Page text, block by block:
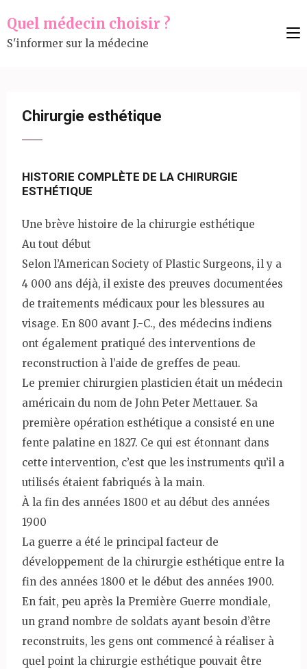
au
contenu
Quel médecin choisir ?
S'informer sur la médecine
Chirurgie esthétique
HISTORIE COMPLÈTE DE LA CHIRURGIE
ESTHÉTIQUE
Une brève histoire de la chirurgie esthétique
Au tout début
Selon l’American Society of Plastic Surgeons, il y a
4 000 ans déjà, il existe des preuves documentées
de traitements médicaux pour les blessures au
visage. En 800 avant J.-C., des médecins indiens
ont également pratiqué des interventions de
reconstruction à l’aide de greffes de peau.
Le premier chirurgien plasticien était un médecin
américain du nom de John Peter Mettauer. Sa
première opération esthétique a consisté en une
fente palatine en 1827. Ce qui est étonnant dans
cette intervention, c’est que les instruments qu’il a
utilisés étaient fabriqués à la main.
À la fin des années 1800 et au début des années
1900
La guerre a été le principal facteur de
développement de la chirurgie esthétique entre la
fin des années 1800 et le début des années 1900.
En fait, peu après la Première Guerre mondiale,
un grand nombre de soldats ayant besoin d’être
reconstruits, les gens ont commencé à réaliser à
quel point la chirurgie esthétique pouvait être